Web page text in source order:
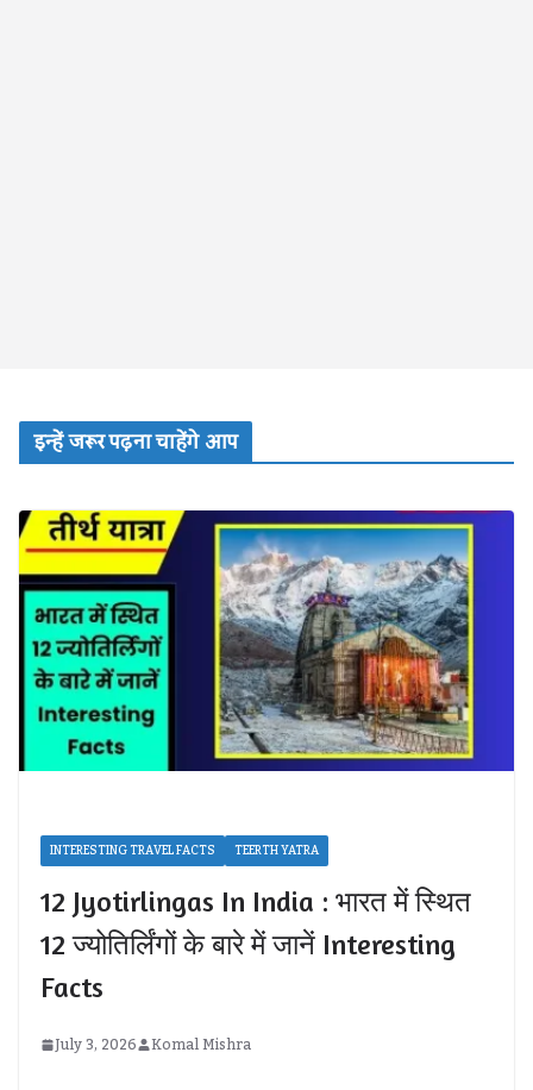
इन्हें जरूर पढ़ना चाहेंगे आप
INTERESTING TRAVEL FACTS TEERTH YATRA
12 Jyotirlingas In India : भारत में स्थित
12 ज्योतिर्लिंगों के बारे में जानें Interesting
Facts
July 3, 2026 Komal Mishra